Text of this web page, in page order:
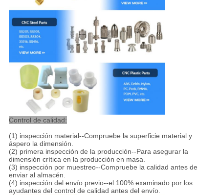
Control de calidad:
(1) inspección material--Compruebe la superficie material y
áspero la dimensión.
(2) primera inspección de la producción--Para asegurar la
dimensión crítica en la producción en masa.
(3) inspección por muestreo--Compruebe la calidad antes de
enviar al almacén.
(4) inspección del envío previo--el 100% examinado por los
ayudantes del control de calidad antes del envío.